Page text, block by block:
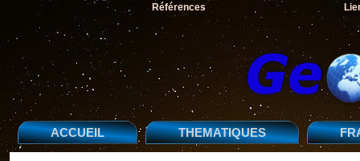
Références
ACCUEIL THEMATIQUES